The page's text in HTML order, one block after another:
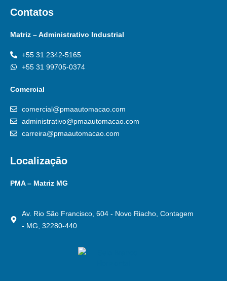
Contatos
Matriz – Administrativo Industrial
+55 31 2342-5165
+55 31 99705-0374
Comercial
comercial@pmaautomacao.com
administrativo@pmaautomacao.com
carreira@pmaautomacao.com
Localização
PMA – Matriz MG
Av. Rio São Francisco, 604 - Novo Riacho, Contagem
- MG, 32280-440